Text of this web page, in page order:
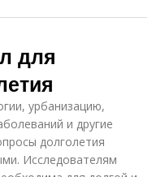
для
урбанизацию,
и другие
долголетия
Исследователям